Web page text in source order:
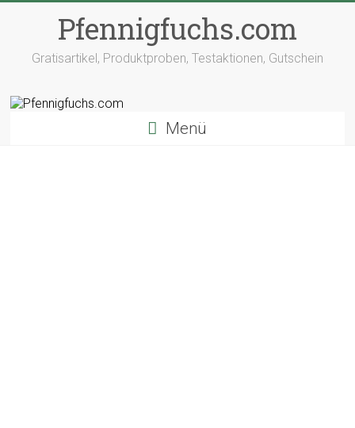
Pfennigfuchs.com
Gratisartikel, Produktproben, Testaktionen, Gutschein
Menü